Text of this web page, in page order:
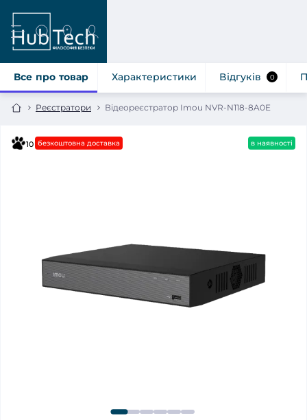
Реєстратори Відеореєстратор Imou NVR-N118-8A0E
Все про товар Характеристики Відгуків 0
10 безкоштовна доставка в наявності